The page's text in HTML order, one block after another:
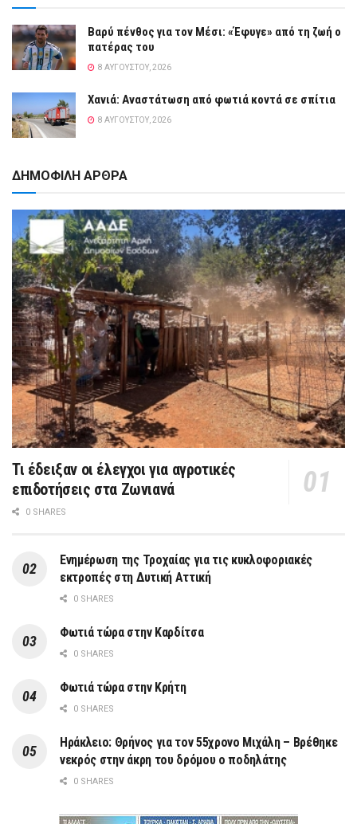
Βαρύ πένθος για τον Μέσι: «Έφυγε» από τη ζωή ο
πατέρας του
8 ΑΥΓΟΎΣΤΟΥ, 2026
Χανιά: Αναστάτωση από φωτιά κοντά σε σπίτια
8 ΑΥΓΟΎΣΤΟΥ, 2026
ΔΗΜΟΦΙΛΗ ΑΡΘΡΑ
Τι έδειξαν οι έλεγχοι για αγροτικές
επιδοτήσεις στα Ζωνιανά
0 SHARES
Ενημέρωση της Τροχαίας για τις κυκλοφοριακές
εκτροπές στη Δυτική Αττική
0 SHARES
Φωτιά τώρα στην Καρδίτσα
0 SHARES
Φωτιά τώρα στην Κρήτη
0 SHARES
Ηράκλειο: Θρήνος για τον 55χρονο Μιχάλη – Βρέθηκε
νεκρός στην άκρη του δρόμου ο ποδηλάτης
0 SHARES